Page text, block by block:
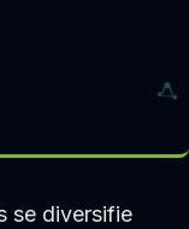
se diversifie